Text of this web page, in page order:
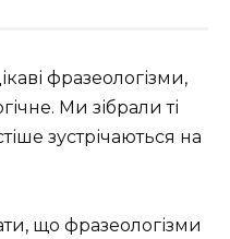
фразеологізми,
Ми зібрали ті
зустрічаються на
що фразеологізми